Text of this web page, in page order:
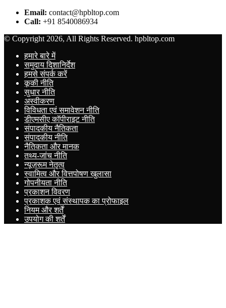
Email: contact@hpbltop.com
Call: +91 8540086934
© Copyright 2026, All Rights Reserved. hpbltop.com
हमारे बारे में
समुदाय दिशानिर्देश
हमसे संपर्क करें
कूकी नीति
सुधार नीति
अस्वीकरण
विविधता एवं समावेशन नीति
डीएमसीए कॉपीराइट नीति
संपादकीय नैतिकता
संपादकीय नीति
नैतिकता और मानक
तथ्य-जांच नीति
न्यूज़रूम नेतृत्व
स्वामित्व और वित्तपोषण खुलासा
गोपनीयता नीति
प्रकाशन विवरण
प्रकाशक एवं संस्थापक का प्रोफाइल
नियम और शर्तें
उपयोग की शर्तें